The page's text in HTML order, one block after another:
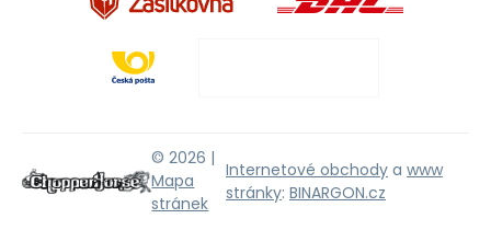
© 2026 |
Mapa
stránek
Internetové obchody a www
stránky: BINARGON.cz